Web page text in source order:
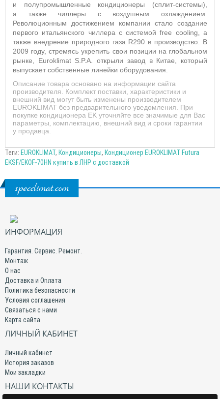
и полупромышленные кондиционеры (сплит-системы),
а также чиллеры с воздушным охлаждением.
Революционным достижением
компании стало создание
первого итальянского чиллера с системой free cooling, а
также внедрение природного газа R290 в производство. В
2009 году, стремясь укрепить свои позиции на глобальном
рынке, Euroklimat S.P.A. открыли завод в Китае, который
выпускает собственные линейки оборудования.
Описание товара основано на информации сайта
производителя. Комплект поставки, характеристики и
внешний вид могут быть изменены производителем
EUROKLIMAT без предварительного уведомления. При
покупке кондиционера EK уточняйте все значимые для Вас
параметры, комплектацию, внешний вид и сроки гарантии
у продавца.
Теги: EUROKLIMAT, Кондиционеры, Кондиционер EUROKLIMAT Futura
EKSF/EKOF-70HN купить в ЛНР с доставкой
specclimat.com
ИНФОРМАЦИЯ
Гарантия. Сервис. Ремонт.
Монтаж
О нас
Доставка и Оплата
Политика безопасности
Условия соглашения
Связаться с нами
Карта сайта
ЛИЧНЫЙ КАБИНЕТ
Личный кабинет
История заказов
Мои закладки
НАШИ КОНТАКТЫ